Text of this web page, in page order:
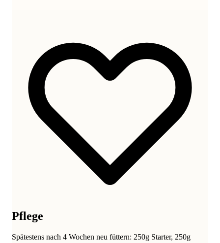
Pflege
Spätestens nach 4 Wochen neu füttern: 250g Starter, 250g